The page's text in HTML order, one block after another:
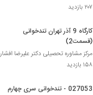
۲۰۷ بازدید
کارگاه 9 آذر تهران تندخوانی
(قسمت2)
مرکز مشاوره تحصیلی دکتر علیرضا افشار
۱۵۸ بازدید
027053 - تندخوانی سری چهارم